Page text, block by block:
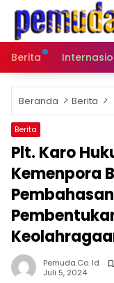
Langsung
konten
Berita
Beranda Berita
Berita
Plt. Karo
Kemenpora
Pemuda.co. Id
Juli 5, 2024